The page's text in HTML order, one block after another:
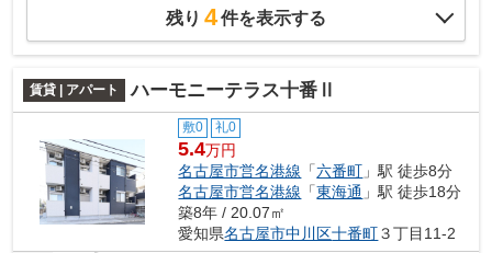
残り 4件を表示する
賃貸 | アパート ハーモニーテラス十番Ⅱ
敷0 礼0
5.4万円
名古屋市営名港線 「六番町 」駅 徒歩8分
名古屋市営名港線 「東海通 」駅 徒歩18分
築8年 / 20.07㎡
愛知県名古屋市中川区十番町３丁目11-2